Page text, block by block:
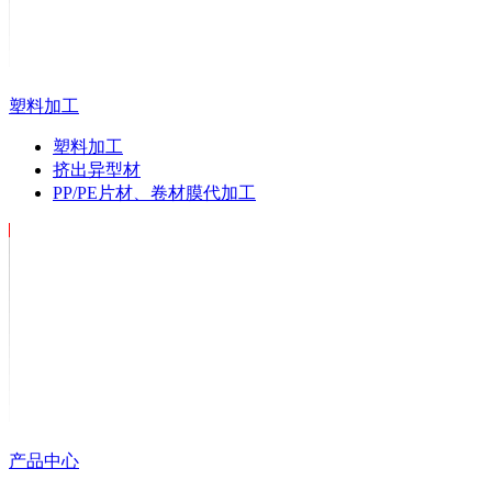
塑料加工
塑料加工
挤出异型材
PP/PE片材、卷材膜代加工
产品中心